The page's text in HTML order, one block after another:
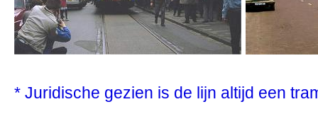
* Juridische gezien is de lijn altijd een